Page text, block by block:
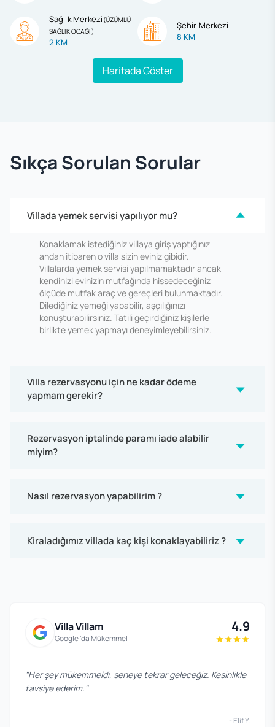
Sağlık Merkezi (ÜZÜMLÜ
SAĞLIK OCAĞI)
2 KM
Şehir Merkezi
8 KM
Haritada Göster
Sıkça Sorulan Sorular
Villada yemek servisi yapılıyor mu?
Konaklamak istediğiniz villaya giriş yaptığınız
andan itibaren o villa sizin eviniz gibidir.
Villalarda yemek servisi yapılmamaktadır ancak
kendinizi evinizin mutfağında hissedeceğiniz
ölçüde mutfak araç ve gereçleri bulunmaktadır.
Dilediğiniz yemeği yapabilir, aşçılığınızı
konuşturabilirsiniz. Tatili geçirdiğiniz kişilerle
birlikte yemek yapmayı deneyimleyebilirsiniz.
Villa rezervasyonu için ne kadar ödeme
yapmam gerekir?
Rezervasyon iptalinde paramı iade alabilir
miyim?
Nasıl rezervasyon yapabilirim ?
Kiraladığımız villada kaç kişi konaklayabiliriz ?
Villa Villam
Google 'da Mükemmel
4.9
"Her şey mükemmeldi, seneye tekrar geleceğiz. Kesinlikle
tavsiye ederim. "
- Elif Y.